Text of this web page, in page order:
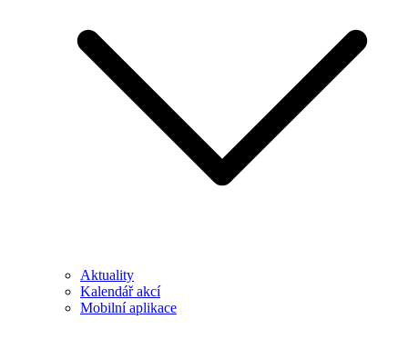
Aktuality
Kalendář akcí
Mobilní aplikace